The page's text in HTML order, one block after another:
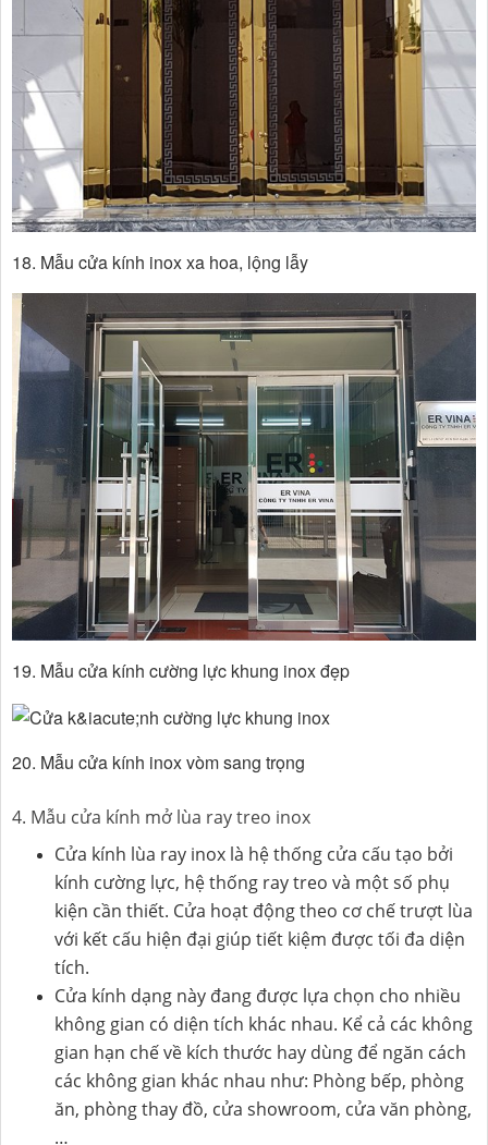
18. Mẫu cửa kính inox xa hoa, lộng lẫy
19. Mẫu cửa kính cường lực khung inox đẹp
20. Mẫu cửa kính inox vòm sang trọng
4. Mẫu cửa kính mở lùa ray treo inox
Cửa kính lùa ray inox là hệ thống cửa cấu tạo bởi
kính cường lực, hệ thống ray treo và một số phụ
kiện cần thiết. Cửa hoạt động theo cơ chế trượt lùa
với kết cấu hiện đại giúp tiết kiệm được tối đa diện
tích.
Cửa kính dạng này đang được lựa chọn cho nhiều
không gian có diện tích khác nhau. Kể cả các không
gian hạn chế về kích thước hay dùng để ngăn cách
các không gian khác nhau như: Phòng bếp, phòng
ăn, phòng thay đồ, cửa showroom, cửa văn phòng,
…